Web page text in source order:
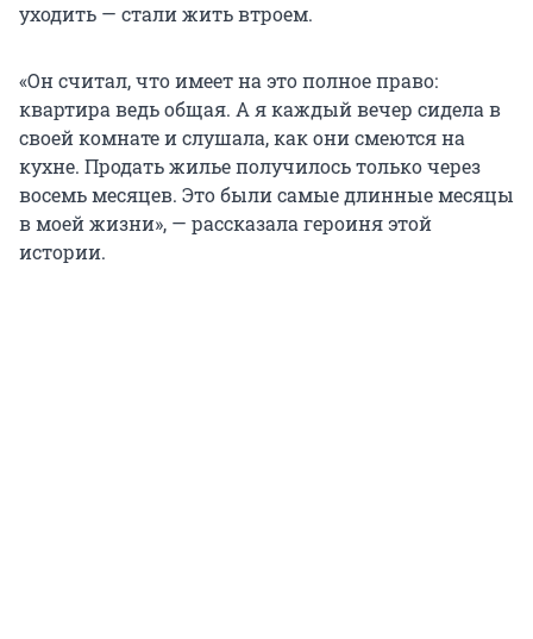
уходить — стали жить втроем.
«Он считал, что имеет на это полное право:
квартира ведь общая. А я каждый вечер сидела в
своей комнате и слушала, как они смеются на
кухне. Продать жилье получилось только через
восемь месяцев. Это были самые длинные месяцы
в моей жизни», — рассказала героиня этой
истории.